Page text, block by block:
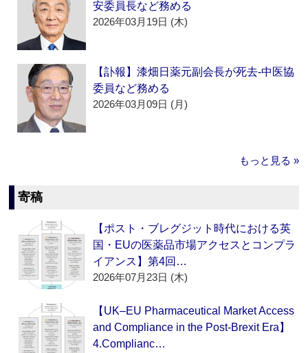
安委員長など務める
2026年03月19日 (木)
【訃報】漆畑日薬元副会長が死去‐中医協
委員など務める
2026年03月09日 (月)
もっと見る »
寄稿
【ポスト・ブレグジット時代における英
国・EUの医薬品市場アクセスとコンプラ
イアンス】第4回…
2026年07月23日 (木)
【UK–EU Pharmaceutical Market Access
and Compliance in the Post-Brexit Era】
4.Complianc…